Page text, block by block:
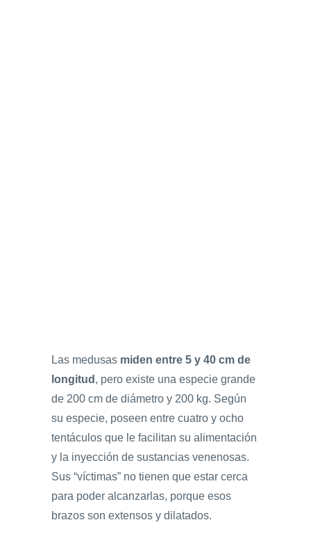
Las medusas miden entre 5 y 40 cm de
longitud , pero existe una especie grande
de 200 cm de diámetro y 200 kg. Según
su especie, poseen entre cuatro y ocho
tentáculos que le facilitan su alimentación
y la inyección de sustancias venenosas.
Sus “víctimas” no tienen que estar cerca
para poder alcanzarlas, porque esos
brazos son extensos y dilatados.